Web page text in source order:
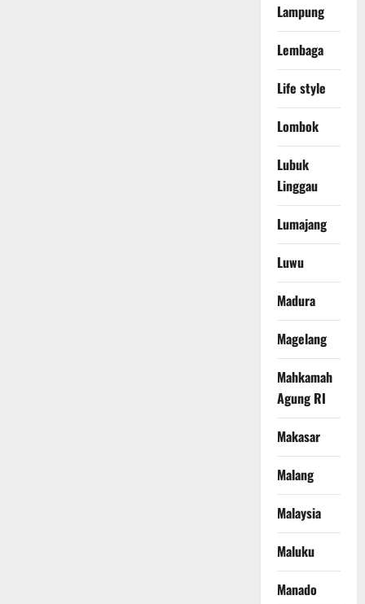
Lampung
Lembaga
Life style
Lombok
Lubuk
Linggau
Lumajang
Luwu
Madura
Magelang
Mahkamah
Agung RI
Makasar
Malang
Malaysia
Maluku
Manado